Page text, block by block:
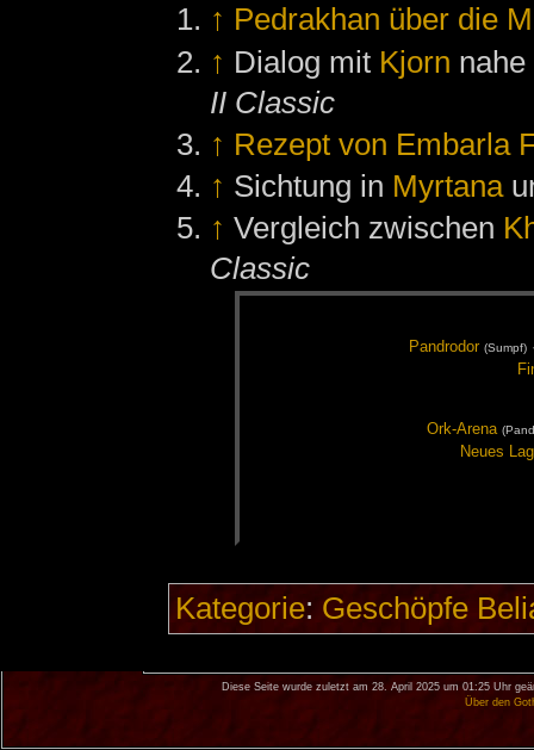
↑ Pedrakhan über die
↑ Dialog mit Kjorn
II Classic
↑ Rezept von Embarla
↑ Sichtung in Myrtana
↑ Vergleich zwischen
Classic
Pand­ro­dor (Sumpf)
Ork-Are­na
Neu­es
Kategorie: Geschöpfe
Diese Seite wurde zuletzt am 28. April 2025 um 01:25 Uhr
Über den